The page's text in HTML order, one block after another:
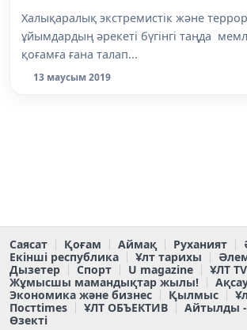
Халықаралық экстремистік және
ұйымдардың әрекеті бүгінгі таңда
қоғамға ғана талап...
13 маусым 2019
Саясат Қоғам Аймақ Руханият
Екінші республика
Ұлт тарихы
Дызетер
Спорт U magazine
ҰЛТ TV
Жұмысшы мамандықтар жылы!
Экономика және бизнес
Қылмыс
Постtimes
ҰЛТ ОБЪЕКТИВ
Айтылды
Өзекті